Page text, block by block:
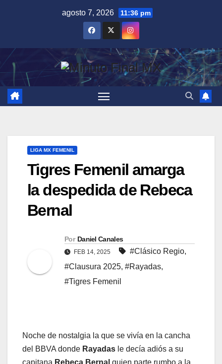
agosto 7, 2026 11:36 pm
LIGA MX FEMENIL
Tigres Femenil amarga
la despedida de Rebeca
Bernal
Por Daniel Canales
FEB 14, 2025 #Clásico Regio,
#Clausura 2025, #Rayadas,
#Tigres Femenil
Noche de nostalgia la que se vivía en la cancha
del BBVA donde Rayadas le decía adiós a su
capitana Rebeca Bernal quien parte rumbo a la